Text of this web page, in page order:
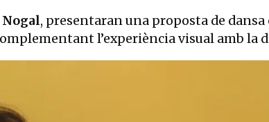
, presentaran una proposta de
l’experiència visual amb la